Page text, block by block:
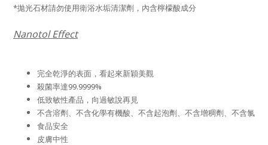
*拋光石材請勿使用衛浴水垢清潔劑，內含檸檬酸成分
Nanotol Effect
完全乾淨的表面，看起來新穎美觀
殺菌率達99.9999%
低致敏性產品，向過敏說再見
不含溶劑、不含化學有機酸、不含起泡劑、不含增稠劑、不含氯
食品安全
皮膚中性